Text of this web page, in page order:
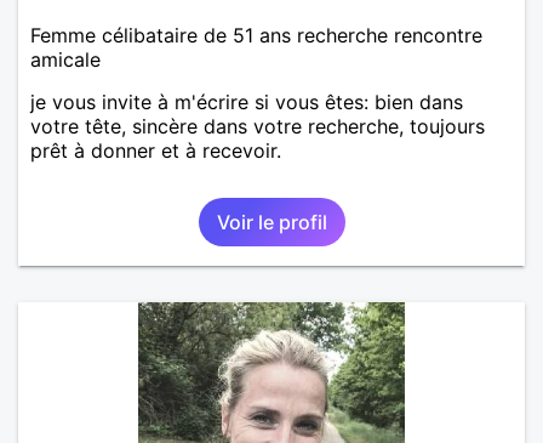
Femme célibataire de 51 ans recherche rencontre
amicale
je vous invite à m'écrire si vous êtes: bien dans
votre tête, sincère dans votre recherche, toujours
prêt à donner et à recevoir.
Voir le profil